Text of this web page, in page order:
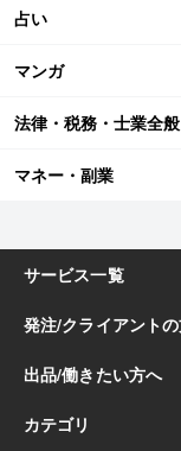
占い
マンガ
法律・税務・士業全般
マネー・副業